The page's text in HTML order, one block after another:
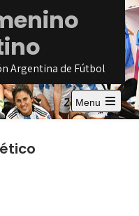
Argentina de Fútbol
Menu
Open